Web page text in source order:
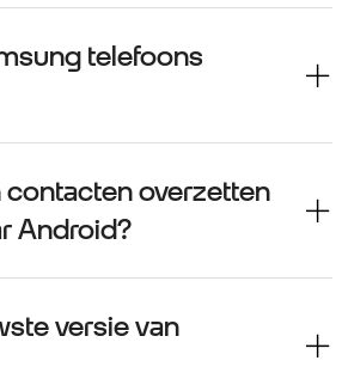
telefoons
contacten overzetten
Android?
versie van